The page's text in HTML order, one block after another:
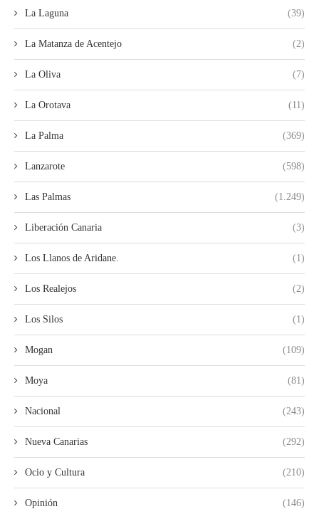
La Laguna (39)
La Matanza de Acentejo (2)
La Oliva (7)
La Orotava (11)
La Palma (369)
Lanzarote (598)
Las Palmas (1.249)
Liberación Canaria (3)
Los Llanos de Aridane. (1)
Los Realejos (2)
Los Silos (1)
Mogan (109)
Moya (81)
Nacional (243)
Nueva Canarias (292)
Ocio y Cultura (210)
Opinión (146)